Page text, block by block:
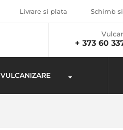
Livrare si plata Schimb
+ 373 60
VULCANIZARE